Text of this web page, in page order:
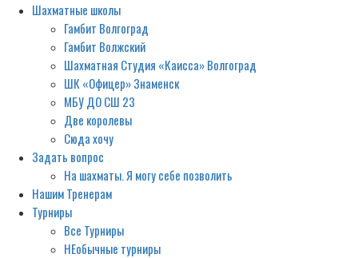
PrimaryШахматные школы
Гамбит Волгоград
Гамбит Волжский
Шахматная Студия «Каисса» Волгоград
ШК «Офицер» Знаменск
МБУ ДО СШ 23
Две королевы
Сюда хочу
Задать вопрос
На шахматы. Я могу себе позволить
Нашим Тренерам
Турниры
Все Турниры
НЕобычные турниры